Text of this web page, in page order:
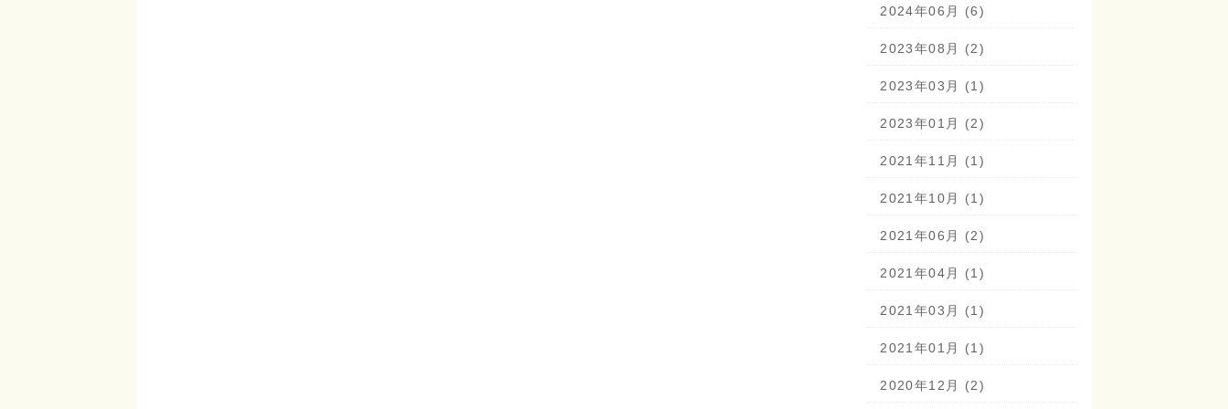
2024年06月 (6)
2023年08月 (2)
2023年03月 (1)
2023年01月 (2)
2021年11月 (1)
2021年10月 (1)
2021年06月 (2)
2021年04月 (1)
2021年03月 (1)
2021年01月 (1)
2020年12月 (2)